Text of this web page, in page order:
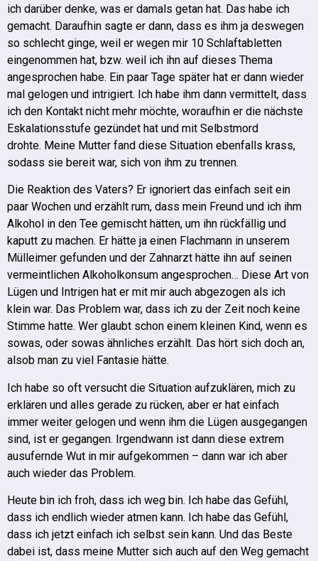
ich darüber denke, was er damals getan hat. Das habe ich
gemacht. Daraufhin sagte er dann, dass es ihm ja deswegen
so schlecht ginge, weil er wegen mir 10 Schlaftabletten
eingenommen hat, bzw. weil ich ihn auf dieses Thema
angesprochen habe. Ein paar Tage später hat er dann wieder
mal gelogen und intrigiert. Ich habe ihm dann vermittelt, dass
ich den Kontakt nicht mehr möchte, woraufhin er die nächste
Eskalationsstufe gezündet hat und mit Selbstmord
drohte. Meine Mutter fand diese Situation ebenfalls krass,
sodass sie bereit war, sich von ihm zu trennen.
Die Reaktion des Vaters? Er ignoriert das einfach seit ein
paar Wochen und erzählt rum, dass mein Freund und ich ihm
Alkohol in den Tee gemischt hätten, um ihn rückfällig und
kaputt zu machen. Er hätte ja einen Flachmann in unserem
Mülleimer gefunden und der Zahnarzt hätte ihn auf seinen
vermeintlichen Alkoholkonsum angesprochen… Diese Art von
Lügen und Intrigen hat er mit mir auch abgezogen als ich
klein war. Das Problem war, dass ich zu der Zeit noch keine
Stimme hatte. Wer glaubt schon einem kleinen Kind, wenn es
sowas, oder sowas ähnliches erzählt. Das hört sich doch an,
alsob man zu viel Fantasie hätte.
Ich habe so oft versucht die Situation aufzuklären, mich zu
erklären und alles gerade zu rücken, aber er hat einfach
immer weiter gelogen und wenn ihm die Lügen ausgegangen
sind, ist er gegangen. Irgendwann ist dann diese extrem
ausufernde Wut in mir aufgekommen – dann war ich aber
auch wieder das Problem.
Heute bin ich froh, dass ich weg bin. Ich habe das Gefühl,
dass ich endlich wieder atmen kann. Ich habe das Gefühl,
dass ich jetzt einfach ich selbst sein kann. Und das Beste
dabei ist, dass meine Mutter sich auch auf den Weg gemacht